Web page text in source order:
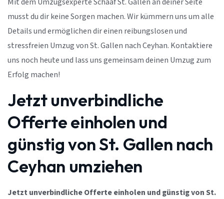
Mit dem Umzugsexperte Schaaf St. Gallen an deiner Seite
musst du dir keine Sorgen machen. Wir kümmern uns um alle
Details und ermöglichen dir einen reibungslosen und
stressfreien Umzug von St. Gallen nach Ceyhan. Kontaktiere
uns noch heute und lass uns gemeinsam deinen Umzug zum
Erfolg machen!
Jetzt unverbindliche
Offerte einholen und
günstig von St. Gallen nach
Ceyhan umziehen
Jetzt unverbindliche Offerte einholen und günstig von St.